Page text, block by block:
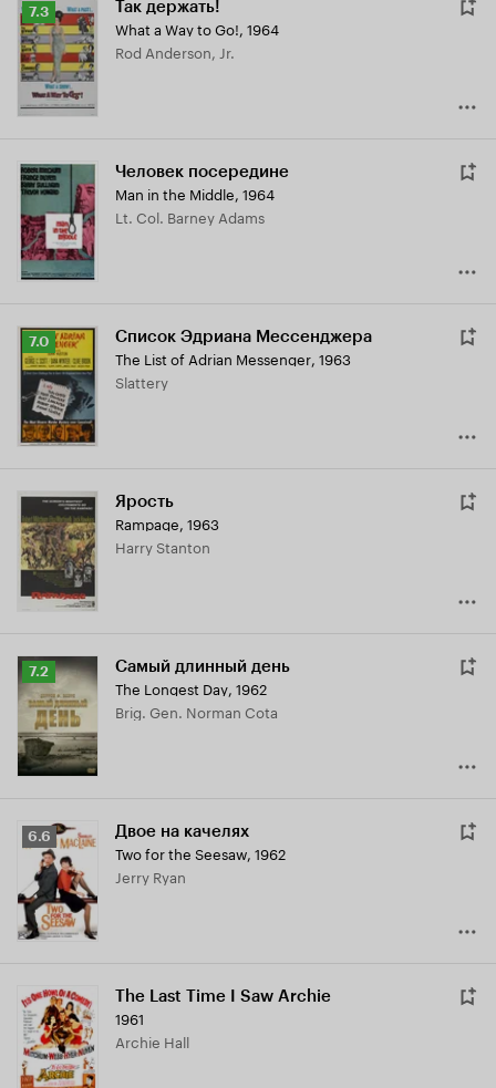
Рейтинг
Кинопоиска
7.3
7.3 Так держать!
What a Way to Go!, 1964
Rod Anderson, Jr.
Человек посередине
Man in the Middle, 1964
Lt. Col. Barney Adams
Рейтинг
Кинопоиска
7.0
7.0 Список Эдриана Мессенджера
The List of Adrian Messenger, 1963
Slattery
Ярость
Rampage, 1963
Harry Stanton
Рейтинг
Кинопоиска
7.2
7.2 Самый длинный день
The Longest Day, 1962
Brig. Gen. Norman Cota
Рейтинг
Кинопоиска
6.6
6.6 Двое на качелях
Two for the Seesaw, 1962
Jerry Ryan
The Last Time I Saw Archie
1961
Archie Hall